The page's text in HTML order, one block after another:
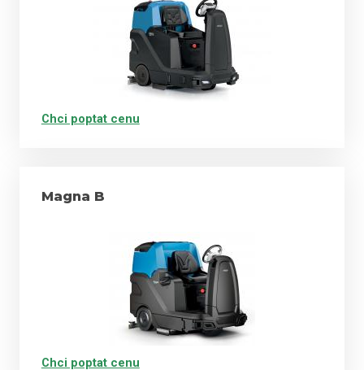
Chci poptat cenu
Magna B
Chci poptat cenu